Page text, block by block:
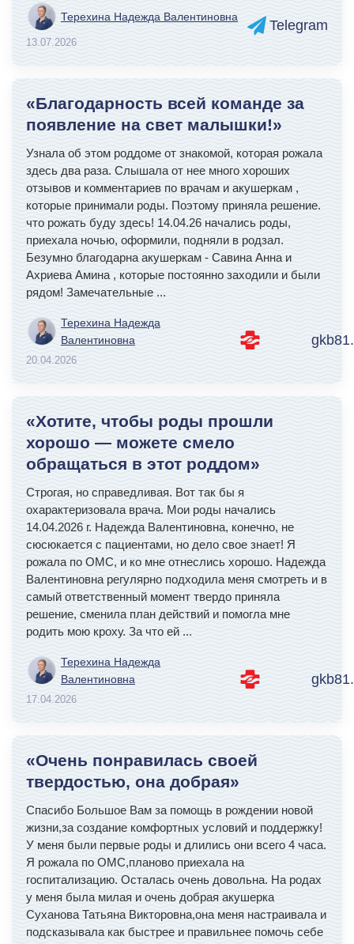
Терехина Надежда Валентиновна
13.07.2026
Telegram
«Благодарность всей команде за
появление на свет малышки!»
Узнала об этом роддоме от знакомой, которая рожала
здесь два раза. Слышала от нее много хороших
отзывов и комментариев по врачам и акушеркам ,
которые принимали роды. Поэтому приняла решение.
что рожать буду здесь! 14.04.26 начались роды,
приехала ночью, оформили, подняли в родзал.
Безумно благодарна акушеркам - Савина Анна и
Ахриева Амина , которые постоянно заходили и были
рядом! Замечательные ...
Терехина Надежда
Валентиновна
20.04.2026
«Хотите, чтобы роды прошли
хорошо — можете смело
обращаться в этот роддом»
Строгая, но справедливая. Вот так бы я
охарактеризовала врача. Мои роды начались
14.04.2026 г. Надежда Валентиновна, конечно, не
сюсюкается с пациентами, но дело свое знает! Я
рожала по ОМС, и ко мне отнеслись хорошо. Надежда
Валентиновна регулярно подходила меня смотреть и в
самый ответственный момент твердо приняла
решение, сменила план действий и помогла мне
родить мою кроху. За что ей ...
Терехина Надежда
Валентиновна
17.04.2026
«Очень понравилась своей
твердостью, она добрая»
Спасибо Большое Вам за помощь в рождении новой
жизни,за создание комфортных условий и поддержку!
У меня были первые роды и длились они всего 4 часа.
Я рожала по ОМС,планово приехала на
госпитализацию. Осталась очень довольна. На родах
у меня была милая и очень добрая акушерка
Суханова Татьяна Викторовна,она меня настраивала и
подсказывала как быстрее и правильнее помочь себе